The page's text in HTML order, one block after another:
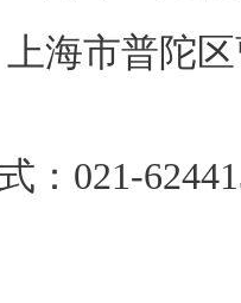
上海市普陀
： 021-